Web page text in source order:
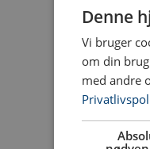
Denne
Vi bruger
om din
med andre